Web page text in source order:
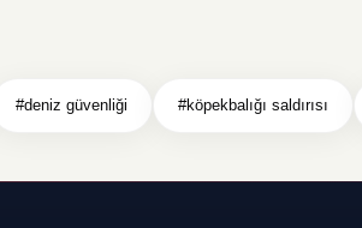
#deniz güvenliği #köpekbalığı saldırısı